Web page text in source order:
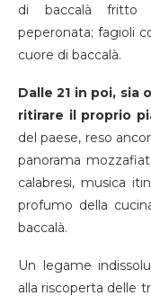
di baccalà fritto
peperonata; fagioli
cuore di baccalà.
Dalle 21 in poi, sia
ritirare il proprio
del paese, reso
panorama
calabresi, musica
profumo della
baccalà.
Un legame
alla riscoperta delle